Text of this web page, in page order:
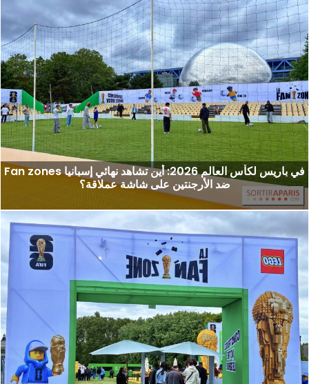
Fan zones في باريس لكأس العالم 2026: أين تشاهد نهائي إسبانيا
ضد الأرجنتين على شاشة عملاقة؟